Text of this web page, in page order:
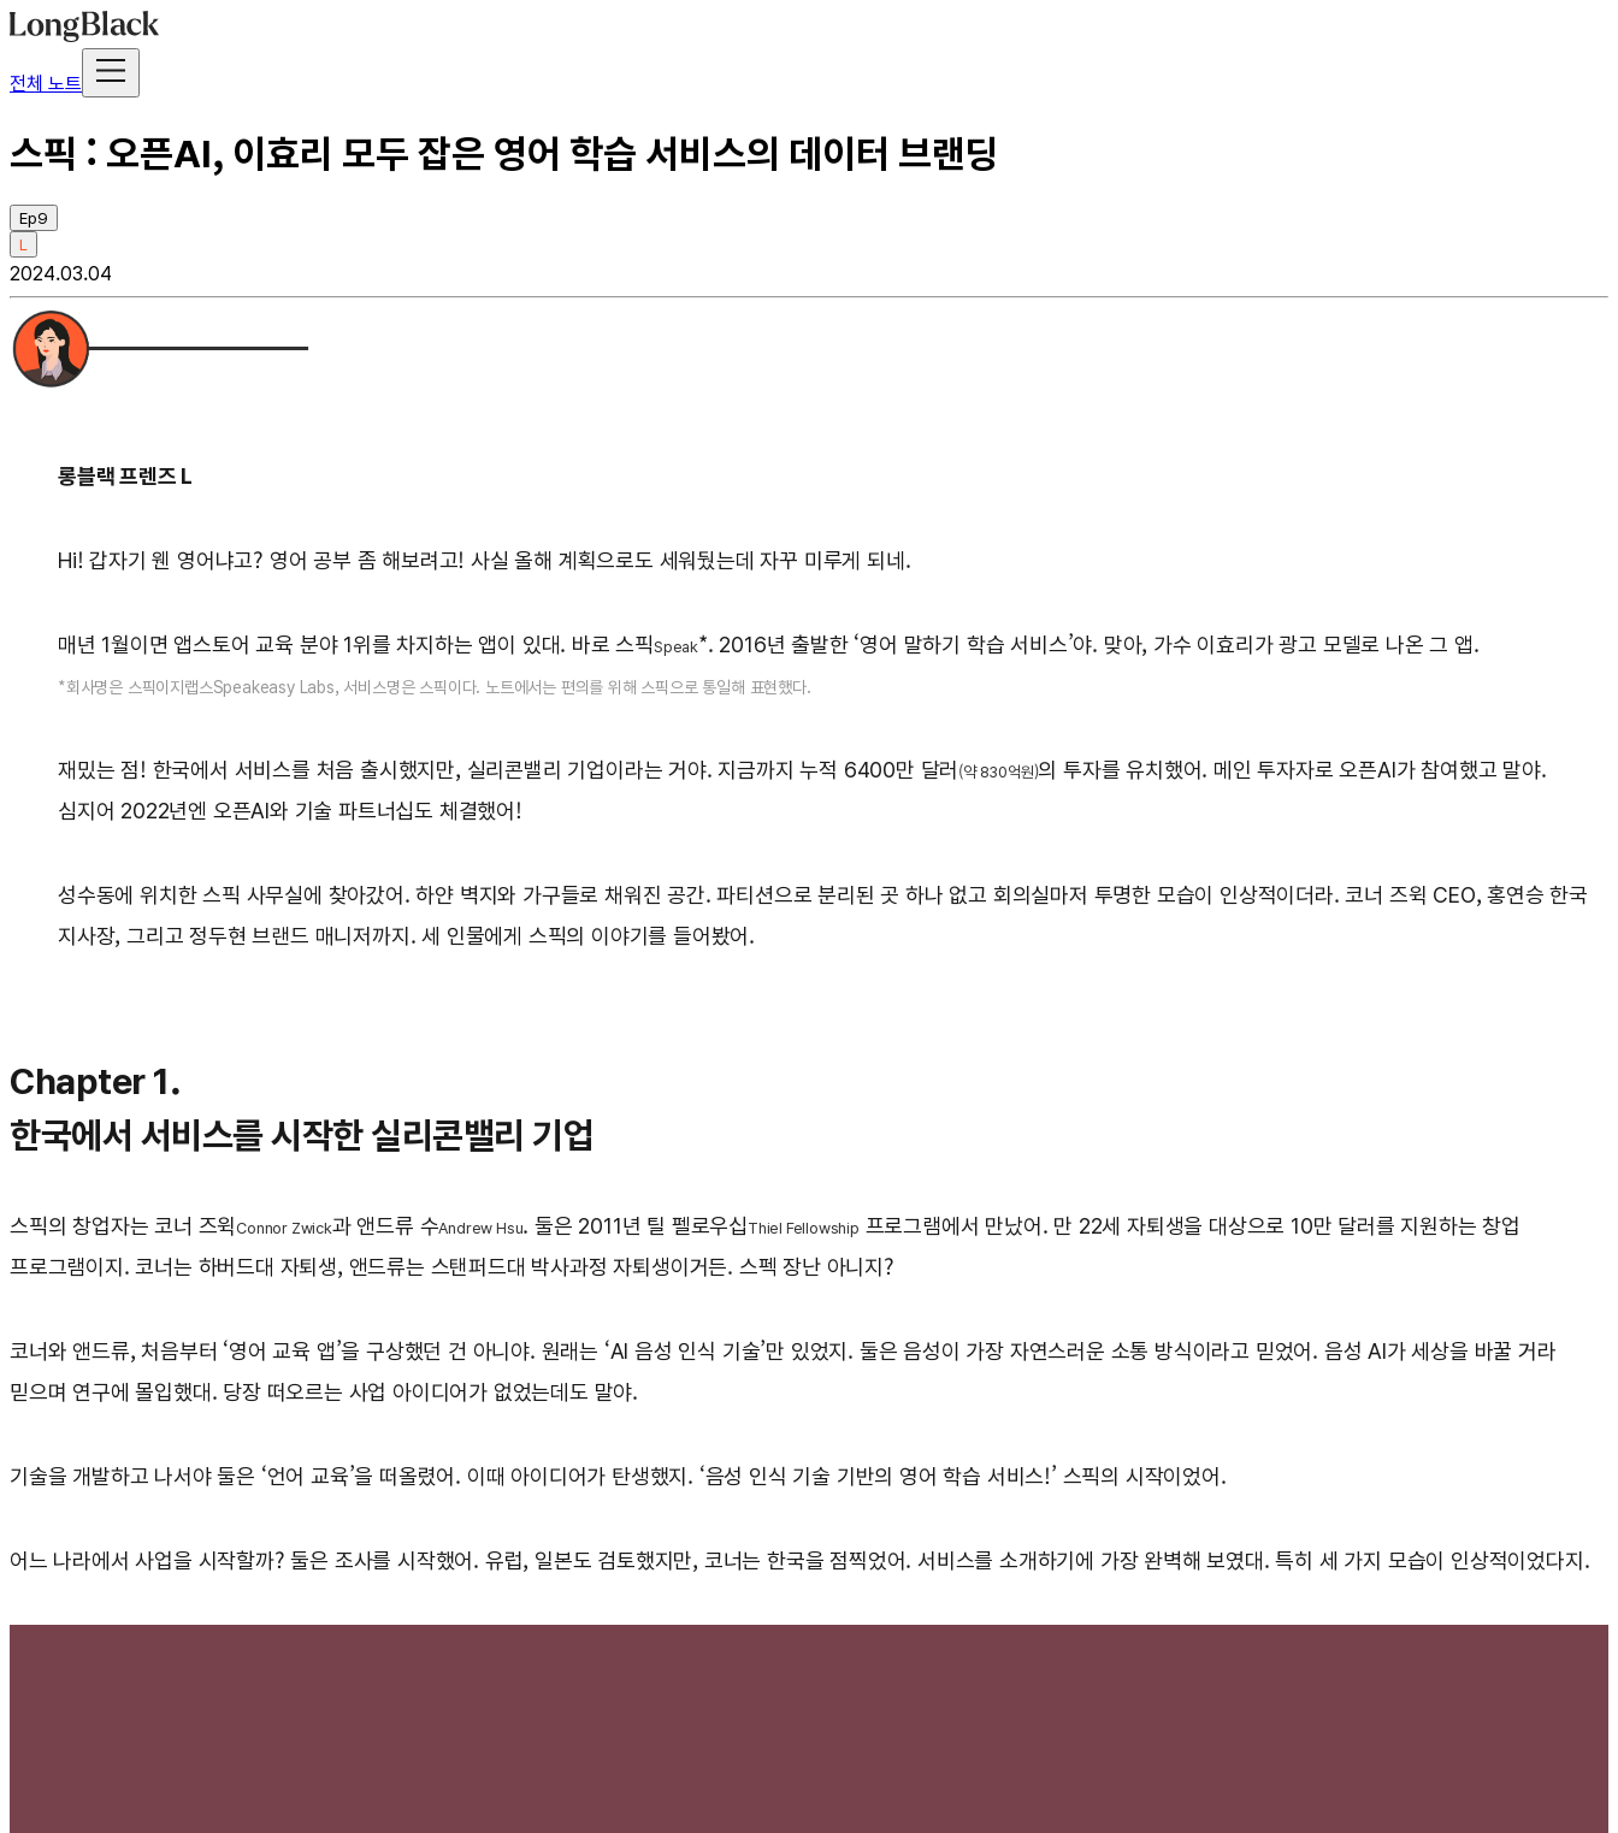
전체 노트
스픽 : 오픈AI, 이효리 모두 잡은 영어 학습 서비스의 데이터 브랜딩
Ep9
L
2024.03.04
롱블랙 프렌즈 L
Hi! 갑자기 웬 영어냐고? 영어 공부 좀 해보려고! 사실 올해 계획으로도 세워뒀는데 자꾸 미루게 되네.
매년 1월이면 앱스토어 교육 분야 1위를 차지하는 앱이 있대. 바로 스픽Speak*. 2016년 출발한 ‘영어 말하기 학습 서비스’야. 맞아, 가수 이효리가 광고 모델로 나온 그 앱.
*회사명은 스픽이지랩스Speakeasy Labs, 서비스명은 스픽이다. 노트에서는 편의를 위해 스픽으로 통일해 표현했다.
재밌는 점! 한국에서 서비스를 처음 출시했지만, 실리콘밸리 기업이라는 거야. 지금까지 누적 6400만 달러 (약 830억원)의 투자를 유치했어. 메인 투자자로 오픈AI가 참여했고 말야.
심지어 2022년엔 오픈AI와 기술 파트너십도 체결했어!
성수동에 위치한 스픽 사무실에 찾아갔어. 하얀 벽지와 가구들로 채워진 공간. 파티션으로 분리된 곳 하나 없고 회의실마저 투명한 모습이 인상적이더라. 코너 즈윅 CEO, 홍연승 한국
지사장, 그리고 정두현 브랜드 매니저까지. 세 인물에게 스픽의 이야기를 들어봤어.
Chapter 1.
한국에서 서비스를 시작한 실리콘밸리 기업
스픽의 창업자는 코너 즈윅Connor Zwick과 앤드류 수Andrew Hsu. 둘은 2011년 틸 펠로우십 Thiel Fellowship 프로그램에서 만났어. 만 22세 자퇴생을 대상으로 10만 달러를 지원하는 창업
프로그램이지. 코너는 하버드대 자퇴생, 앤드류는 스탠퍼드대 박사과정 자퇴생이거든. 스펙 장난 아니지?
코너와 앤드류, 처음부터 ‘영어 교육 앱’을 구상했던 건 아니야. 원래는 ‘AI 음성 인식 기술’만 있었지. 둘은 음성이 가장 자연스러운 소통 방식이라고 믿었어. 음성 AI가 세상을 바꿀 거라
믿으며 연구에 몰입했대. 당장 떠오르는 사업 아이디어가 없었는데도 말야.
기술을 개발하고 나서야 둘은 ‘언어 교육’을 떠올렸어. 이때 아이디어가 탄생했지. ‘음성 인식 기술 기반의 영어 학습 서비스!’ 스픽의 시작이었어.
어느 나라에서 사업을 시작할까? 둘은 조사를 시작했어. 유럽, 일본도 검토했지만, 코너는 한국을 점찍었어. 서비스를 소개하기에 가장 완벽해 보였대. 특히 세 가지 모습이 인상적이었다지.